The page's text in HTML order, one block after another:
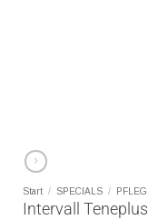
Start / SPECIALS /
Intervall